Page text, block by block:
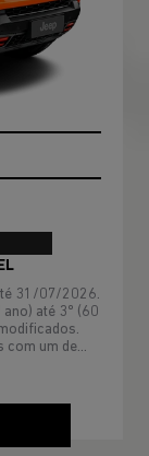
31/07/2026.
até 3º (60
com um de